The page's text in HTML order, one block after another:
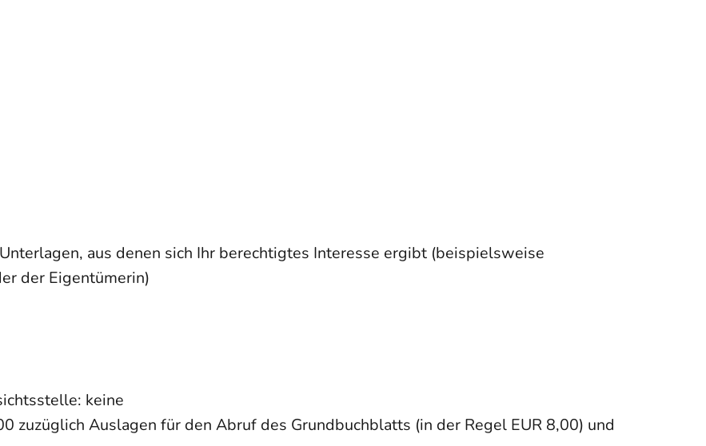
aus denen sich Ihr berechtigtes Interesse ergibt (beispielsweise
der Eigentümerin)
keine
zuzüglich Auslagen für den Abruf des Grundbuchblatts (in der Regel EUR 8,00) und